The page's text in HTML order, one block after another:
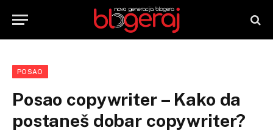
POSAO
Posao copywriter – Kako da
postaneš dobar copywriter?